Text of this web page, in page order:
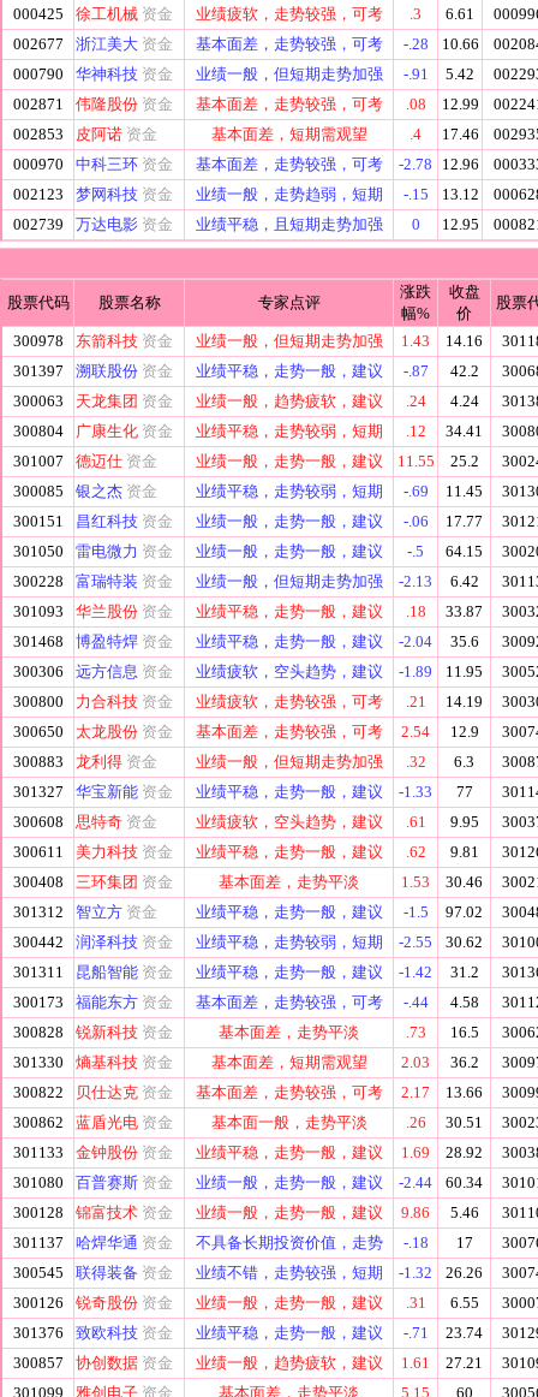
000425 徐工机械 资金 业绩疲软，走势较强，可考 .3 6.61
002677
浙江美大 资金 基本面差，走势较强，可考 -.28 10.66
000790
华神科技 资金 业绩一般，但短期走势加强 -.91 5.42
002871
伟隆股份 资金 基本面差，走势较强，可考 .08 12.99
002853
皮阿诺 资金 基本面差，短期需观望 .4 17.46
000970
中科三环 资金 基本面差，走势较强，可考 -2.78 12.96
002123
梦网科技 资金 业绩一般，走势趋弱，短期 -.15 13.12
002739
万达电影 资金 业绩平稳，且短期走势加强 0 12.95
股票代码 股票名称 专家点评
涨跌
幅%
收盘
价
股票
300978 东箭科技 资金 业绩一般，但短期走势加强 1.43 14.16
301397
溯联股份 资金 业绩平稳，走势一般，建议 -.87 42.2
300063
天龙集团 资金 业绩一般，趋势疲软，建议 .24 4.24
300804
广康生化 资金 业绩平稳，走势较弱，短期 .12 34.41
301007
德迈仕 资金 业绩一般，走势一般，建议 11.55 25.2
300085
银之杰 资金 业绩平稳，走势较弱，短期 -.69 11.45
300151
昌红科技 资金 业绩一般，走势一般，建议 -.06 17.77
301050
雷电微力 资金 业绩一般，走势一般，建议 -.5 64.15
300228
富瑞特装 资金 业绩一般，但短期走势加强 -2.13 6.42
301093
华兰股份 资金 业绩平稳，走势一般，建议 .18 33.87
301468
博盈特焊 资金 业绩平稳，走势一般，建议 -2.04 35.6
300306
远方信息 资金 业绩疲软，空头趋势，建议 -1.89 11.95
300800
力合科技 资金 业绩疲软，走势较强，可考 .21 14.19
300650
太龙股份 资金 基本面差，走势较强，可考 2.54 12.9
300883
龙利得 资金 业绩一般，但短期走势加强 .32 6.3
301327
华宝新能 资金 业绩平稳，走势一般，建议 -1.33 77
300608
思特奇 资金 业绩疲软，空头趋势，建议 .61 9.95
300611
美力科技 资金 业绩平稳，走势一般，建议 .62 9.81
300408
三环集团 资金 基本面差，走势平淡 1.53 30.46
301312
智立方 资金 业绩平稳，走势一般，建议 -1.5 97.02
300442
润泽科技 资金 业绩平稳，走势较弱，短期 -2.55 30.62
301311
昆船智能 资金 业绩平稳，走势一般，建议 -1.42 31.2
300173
福能东方 资金 基本面差，走势较强，可考 -.44 4.58
300828
锐新科技 资金 基本面差，走势平淡 .73 16.5
301330
熵基科技 资金 基本面差，短期需观望 2.03 36.2
300822
贝仕达克 资金 基本面差，走势较强，可考 2.17 13.66
300862
蓝盾光电 资金 基本面一般，走势平淡 .26 30.51
301133
金钟股份 资金 业绩平稳，走势一般，建议 1.69 28.92
301080
百普赛斯 资金 业绩一般，走势一般，建议 -2.44 60.34
300128
锦富技术 资金 业绩一般，走势一般，建议 9.86 5.46
301137
哈焊华通 资金 不具备长期投资价值，走势 -.18 17
300545
联得装备 资金 业绩不错，走势较强，短期 -1.32 26.26
300126
锐奇股份 资金 业绩一般，走势一般，建议 .31 6.55
301376
致欧科技 资金 业绩平稳，走势一般，建议 -.71 23.74
300857
协创数据 资金 业绩一般，趋势疲软，建议 1.61 27.21
301099
雅创电子 资金 基本面差，走势平淡 5.15 60